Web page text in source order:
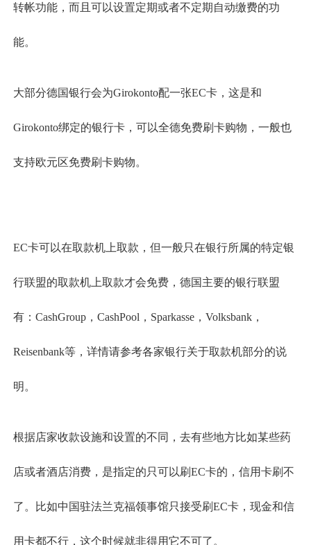
转帐功能，而且可以设置定期或者不定期自动缴费的功
能。
大部分德国银行会为Girokonto配一张EC卡，这是和
Girokonto绑定的银行卡，可以全德免费刷卡购物，一般也
支持欧元区免费刷卡购物。
EC卡可以在取款机上取款，但一般只在银行所属的特定银
行联盟的取款机上取款才会免费，德国主要的银行联盟
有：CashGroup，CashPool，Sparkasse，Volksbank，
Reisenbank等，详情请参考各家银行关于取款机部分的说
明。
根据店家收款设施和设置的不同，去有些地方比如某些药
店或者酒店消费，是指定的只可以刷EC卡的，信用卡刷不
了。比如中国驻法兰克福领事馆只接受刷EC卡，现金和信
用卡都不行，这个时候就非得用它不可了。